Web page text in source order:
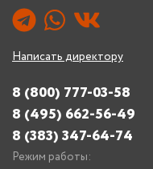
Написать директору
8 (800) 777-03-58
8 (495) 662-56-49
8 (383) 347-64-74
Режим работы: